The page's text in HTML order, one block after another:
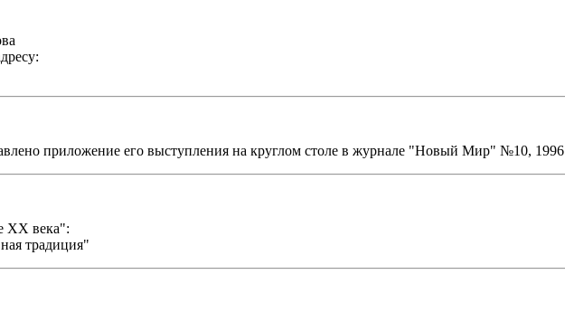
приложение его выступления на круглом столе в журнале "Новый Мир" №10, 1996
ХХ века":
традиция"